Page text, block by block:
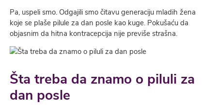
Pa, uspeli smo. Odgajili smo čitavu generaciju mladih žena
koje se plaše pilule za dan posle kao kuge. Pokušaću da
objasnim da hitna kontracepcija nije previše strašna.
Šta treba da znamo o piluli za
dan posle